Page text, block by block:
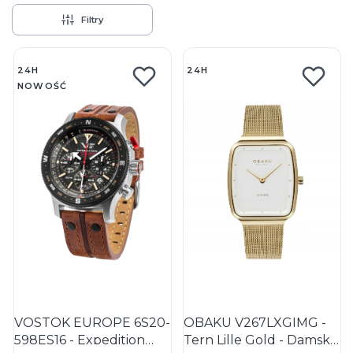
Filtry
24H
NOWOŚĆ
VOSTOK EUROPE 6S20-
598ES16 - Expedition
24H
OBAKU V267LXGIMG -
Tern Lille Gold - Damski -